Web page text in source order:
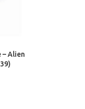
– Alien